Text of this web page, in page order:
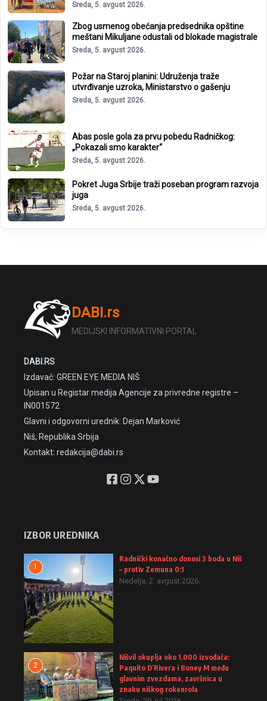
Sreda, 5. avgust 2026.
Zbog usmenog obećanja predsednika opštine
meštani Mikuljane odustali od blokade magistrale
Sreda, 5. avgust 2026.
Požar na Staroj planini: Udruženja traže
utvrđivanje uzroka, Ministarstvo o gašenju
Sreda, 5. avgust 2026.
Abas posle gola za prvu pobedu Radničkog:
„Pokazali smo karakter“
Sreda, 5. avgust 2026.
Pokret Juga Srbije traži poseban program razvoja
juga
Sreda, 5. avgust 2026.
DABI.rs
MEDIJSKI INFORMATIVNI PORTAL
DABI.RS
Izdavač: GREEN EYE MEDIA NIŠ
Upisan u Registar medija Agencije za privredne registre –
IN001572
Glavni i odgovorni urednik: Dejan Marković
Niš, Republika Srbija
Kontakt: redakcija@dabi.rs
IZBOR UREDNIKA
1
Radnički konačno donosi 3 boda u Niš
– protiv Zemuna 0:1
Nedelja, 2. avgust 2026.
2
Nišvil okuplja oko 1.000 izvođača:
Paquito D’Rivera i Boney M među
glavnim zvezdama, završnica u
znaku niškog rokenrola